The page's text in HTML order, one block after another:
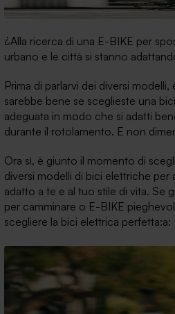
¿Alla ricerca di una E-BIKE per
urbano e le città si stanno
Prima di parlarvi dei diversi
sarebbe bene se sceglieste una
adeguata in modo che si adatti
durante il rotolamento. E non
Ora sì, è giunto il momento di
diversi modelli di bici elettriche per
adatto a te e al tuo stile di vita. Se
per camminare o E-BIKE
scegliere la bici elettrica perfetta:a: